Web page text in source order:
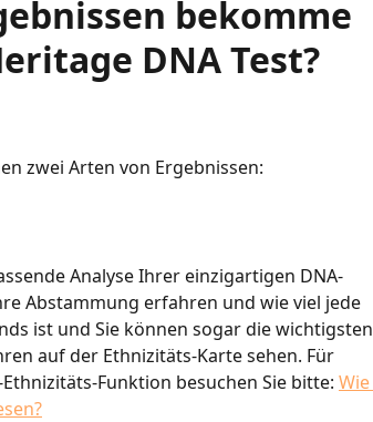
bekomme
DNA Test?
zwei Arten von Ergebnissen:
Analyse Ihrer einzigartigen DNA-
Abstammung erfahren und wie viel jede
ist und Sie können sogar die wichtigsten
auf der Ethnizitäts-Karte sehen. Für
Funktion besuchen Sie bitte: Wie